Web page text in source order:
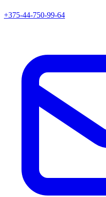
+375-44-750-99-64